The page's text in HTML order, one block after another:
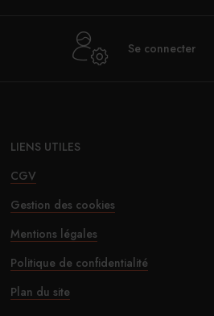
Se connecter
LIENS UTILES
CGV
Gestion des cookies
Mentions légales
Politique de confidentialité
Plan du site